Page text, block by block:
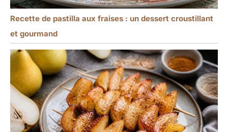
Recette de pastilla aux fraises : un dessert croustillant
et gourmand